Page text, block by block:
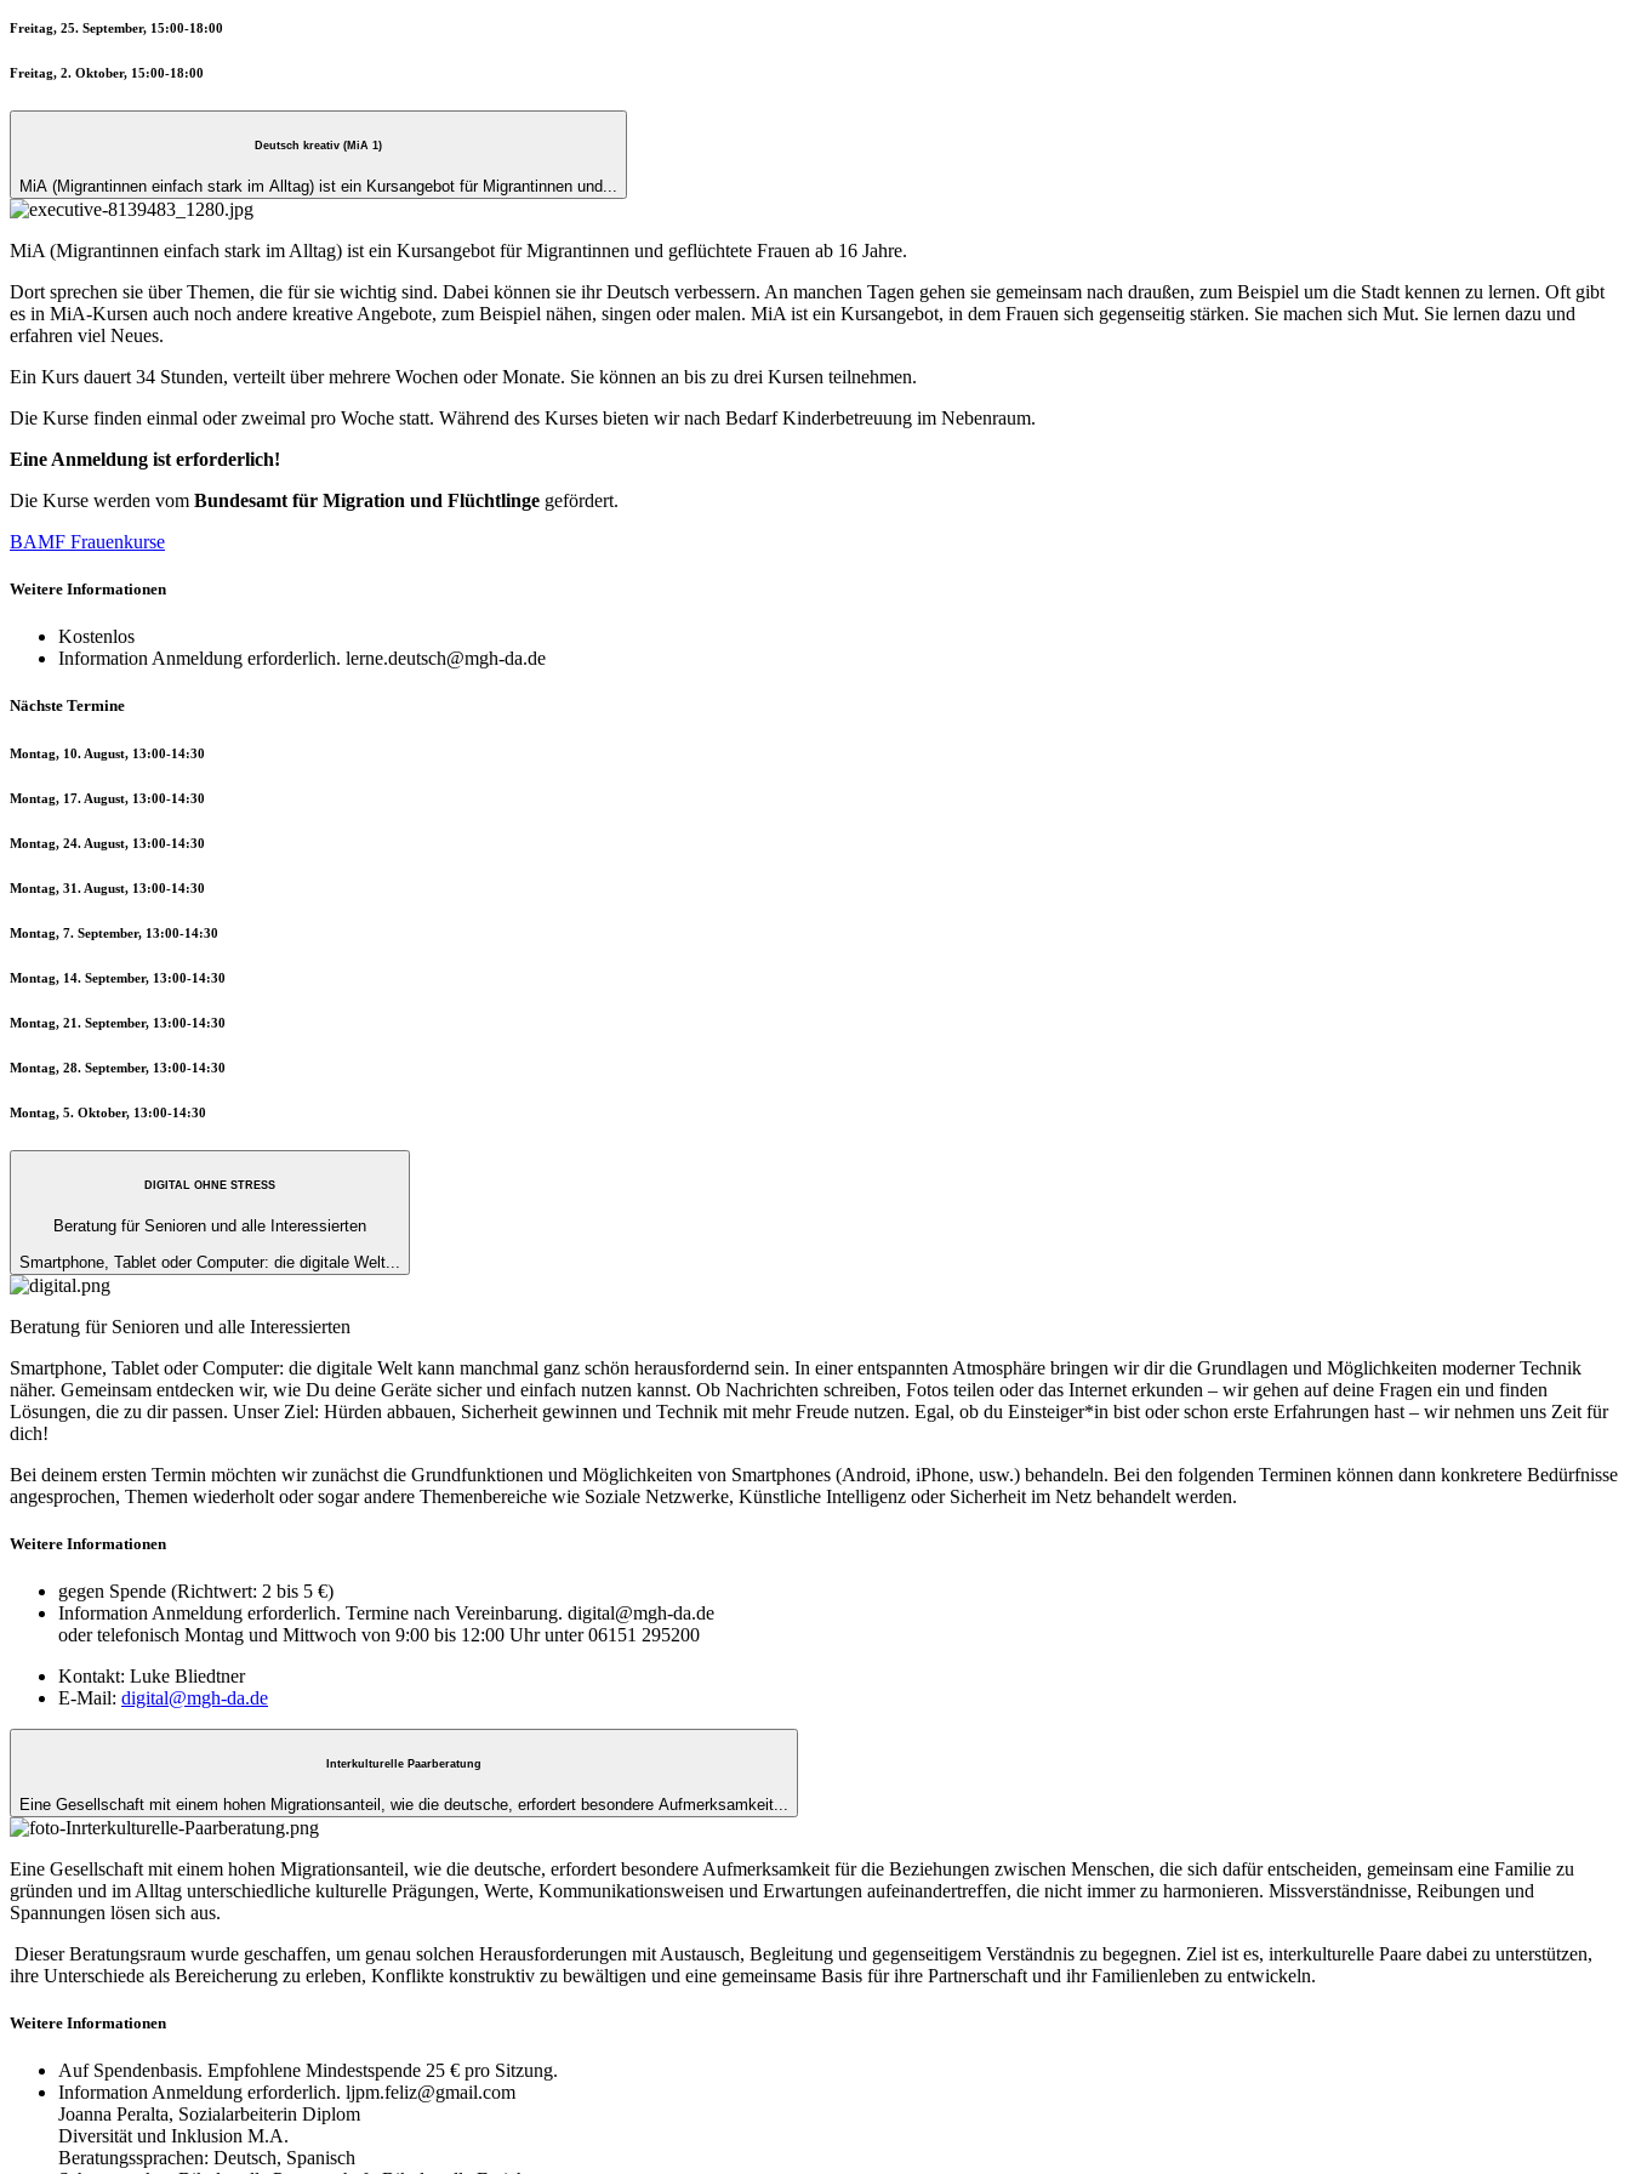
Freitag, 25. September, 15:00-18:00
Freitag, 2. Oktober, 15:00-18:00
Deutsch kreativ (MiA 1)
MiA (Migrantinnen einfach stark im Alltag) ist ein Kursangebot für Migrantinnen und...
MiA (Migrantinnen einfach stark im Alltag) ist ein Kursangebot für Migrantinnen und geflüchtete Frauen ab 16 Jahre.
Dort sprechen sie über Themen, die für sie wichtig sind. Dabei können sie ihr Deutsch verbessern. An manchen Tagen gehen sie gemeinsam nach draußen, zum Beispiel um die Stadt kennen zu lernen. Oft gibt
es in MiA-Kursen auch noch andere kreative Angebote, zum Beispiel nähen, singen oder malen. MiA ist ein Kursangebot, in dem Frauen sich gegenseitig stärken. Sie machen sich Mut. Sie lernen dazu und
erfahren viel Neues.
Ein Kurs dauert 34 Stunden, verteilt über mehrere Wochen oder Monate. Sie können an bis zu drei Kursen teilnehmen.
Die Kurse finden einmal oder zweimal pro Woche statt. Während des Kurses bieten wir nach Bedarf Kinderbetreuung im Nebenraum.
Eine Anmeldung ist erforderlich!
Die Kurse werden vom Bundesamt für Migration und Flüchtlinge gefördert.
BAMF Frauenkurse
Weitere Informationen
Kostenlos
Information Anmeldung erforderlich. lerne.deutsch@mgh-da.de
Nächste Termine
Montag, 10. August, 13:00-14:30
Montag, 17. August, 13:00-14:30
Montag, 24. August, 13:00-14:30
Montag, 31. August, 13:00-14:30
Montag, 7. September, 13:00-14:30
Montag, 14. September, 13:00-14:30
Montag, 21. September, 13:00-14:30
Montag, 28. September, 13:00-14:30
Montag, 5. Oktober, 13:00-14:30
DIGITAL OHNE STRESS
Beratung für Senioren und alle Interessierten
Smartphone, Tablet oder Computer: die digitale Welt...
Beratung für Senioren und alle Interessierten
Smartphone, Tablet oder Computer: die digitale Welt kann manchmal ganz schön herausfordernd sein. In einer entspannten Atmosphäre bringen wir dir die Grundlagen und Möglichkeiten moderner Technik
näher. Gemeinsam entdecken wir, wie Du deine Geräte sicher und einfach nutzen kannst. Ob Nachrichten schreiben, Fotos teilen oder das Internet erkunden – wir gehen auf deine Fragen ein und finden
Lösungen, die zu dir passen. Unser Ziel: Hürden abbauen, Sicherheit gewinnen und Technik mit mehr Freude nutzen. Egal, ob du Einsteiger*in bist oder schon erste Erfahrungen hast – wir nehmen uns Zeit für
dich!
Bei deinem ersten Termin möchten wir zunächst die Grundfunktionen und Möglichkeiten von Smartphones (Android, iPhone, usw.) behandeln. Bei den folgenden Terminen können dann konkretere Bedürfnisse
angesprochen, Themen wiederholt oder sogar andere Themenbereiche wie Soziale Netzwerke, Künstliche Intelligenz oder Sicherheit im Netz behandelt werden.
Weitere Informationen
gegen Spende (Richtwert: 2 bis 5 €)
Information Anmeldung erforderlich. Termine nach Vereinbarung. digital@mgh-da.de
oder telefonisch Montag und Mittwoch von 9:00 bis 12:00 Uhr unter 06151 295200
Kontakt: Luke Bliedtner
E-Mail: digital@mgh-da.de
Interkulturelle Paarberatung
Eine Gesellschaft mit einem hohen Migrationsanteil, wie die deutsche, erfordert besondere Aufmerksamkeit...
Eine Gesellschaft mit einem hohen Migrationsanteil, wie die deutsche, erfordert besondere Aufmerksamkeit für die Beziehungen zwischen Menschen, die sich dafür entscheiden, gemeinsam eine Familie zu
gründen und im Alltag unterschiedliche kulturelle Prägungen, Werte, Kommunikationsweisen und Erwartungen aufeinandertreffen, die nicht immer zu harmonieren. Missverständnisse, Reibungen und
Spannungen lösen sich aus.
Dieser Beratungsraum wurde geschaffen, um genau solchen Herausforderungen mit Austausch, Begleitung und gegenseitigem Verständnis zu begegnen. Ziel ist es, interkulturelle Paare dabei zu unterstützen,
ihre Unterschiede als Bereicherung zu erleben, Konflikte konstruktiv zu bewältigen und eine gemeinsame Basis für ihre Partnerschaft und ihr Familienleben zu entwickeln.
Weitere Informationen
Auf Spendenbasis. Empfohlene Mindestspende 25 € pro Sitzung.
Information Anmeldung erforderlich. ljpm.feliz@gmail.com
Joanna Peralta, Sozialarbeiterin Diplom
Diversität und Inklusion M.A.
Beratungssprachen: Deutsch, Spanisch